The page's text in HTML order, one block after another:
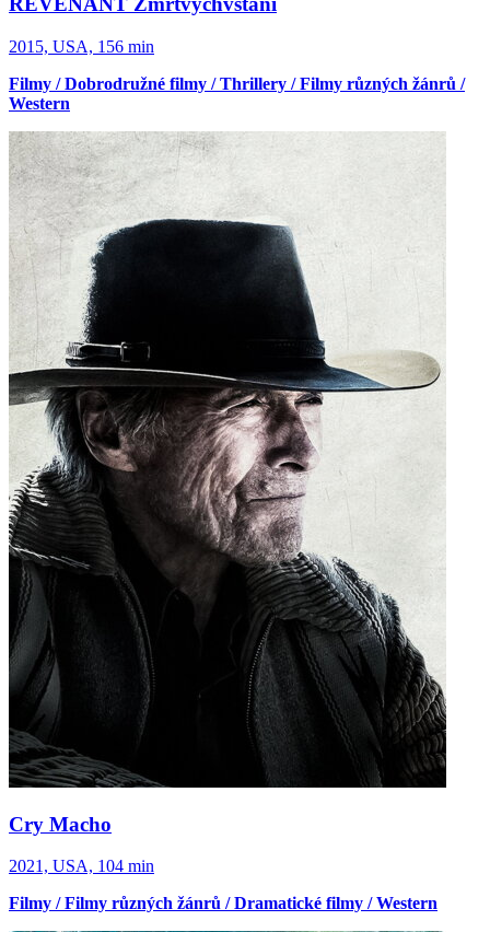
2015, USA, 156 min
Filmy / Dobrodružné filmy / Thrillery / Filmy různých žánrů /
Western
Cry Macho
2021, USA, 104 min
Filmy / Filmy různých žánrů / Dramatické filmy / Western